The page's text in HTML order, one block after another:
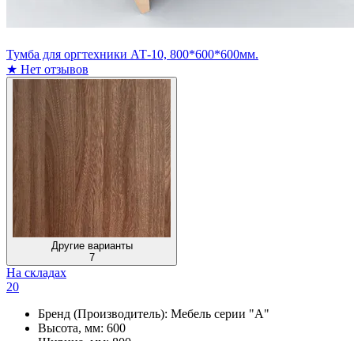
Тумба для оргтехники АТ-10, 800*600*600мм.
★ Нет отзывов
Другие варианты
7
На складах
20
Бренд (Производитель): Мебель серии "А"
Высота, мм: 600